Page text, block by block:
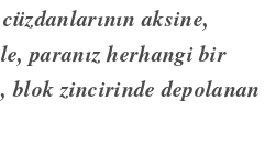
aksine,
paranız herhangi bir
blok zincirinde depolanan